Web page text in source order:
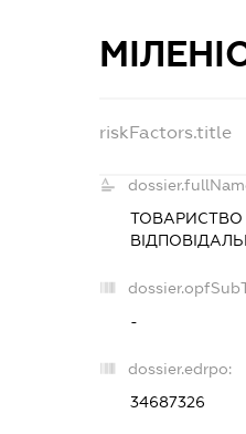
riskFactors.title
-
dossier.edrpo:
34687326